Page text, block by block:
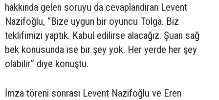
hakkında gelen soruyu da cevaplandıran Levent
Nazifoğlu, “Bize uygun bir oyuncu Tolga. Biz
teklifimizi yaptık. Kabul edilirse alacağız. Şuan sağ
bek konusunda ise bir şey yok. Her yerde her şey
olabilir” diye konuştu.
İmza töreni sonrası Levent Nazifoğlu ve Eren